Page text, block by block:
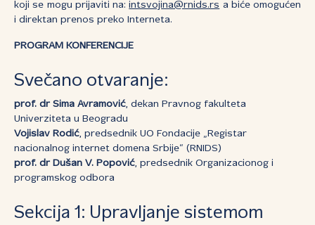
koji se mogu prijaviti na:intsvojina@rnids.rs a biće omogućen
i direktan prenos preko Interneta.
PROGRAM KONFERENCIJE
Svečano otvaranje:
prof. dr Sima Avramović, dekan Pravnog fakulteta
Univerziteta u Beogradu
Vojislav Rodić, predsednik UO Fondacije „Registar
nacionalnog internet domena Srbije“ (RNIDS)
prof. dr Dušan V. Popović, predsednik Organizacionog i
programskog odbora
Sekcija 1: Upravljanje sistemom